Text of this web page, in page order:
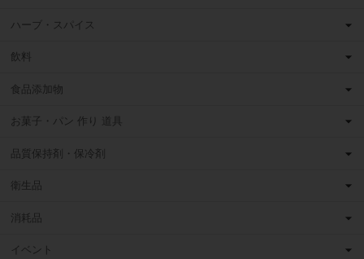
ハーブ・スパイス
飲料
食品添加物
お菓子・パン 作り 道具
品質保持剤・保冷剤
衛生品
消耗品
イベント